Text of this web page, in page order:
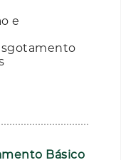
e
Básico